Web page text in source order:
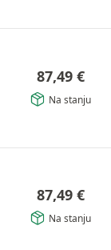
87,49 €
Na stanju
87,49 €
Na stanju